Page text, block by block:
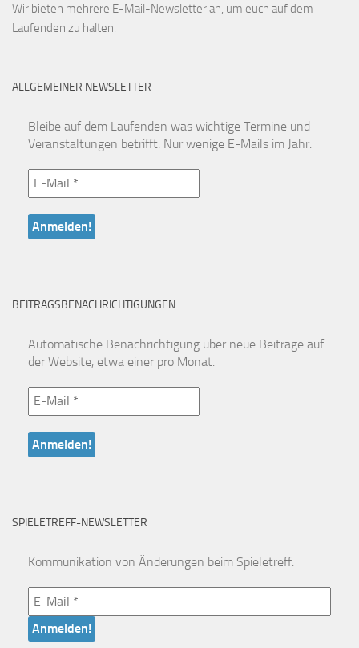
Wir bieten mehrere E-Mail-Newsletter an, um euch auf dem
Laufenden zu halten.
ALLGEMEINER NEWSLETTER
Bleibe auf dem Laufenden was wichtige Termine und
Veranstaltungen betrifft. Nur wenige E-Mails im Jahr.
BEITRAGSBENACHRICHTIGUNGEN
Automatische Benachrichtigung über neue Beiträge auf
der Website, etwa einer pro Monat.
SPIELETREFF-NEWSLETTER
Kommunikation von Änderungen beim Spieletreff.